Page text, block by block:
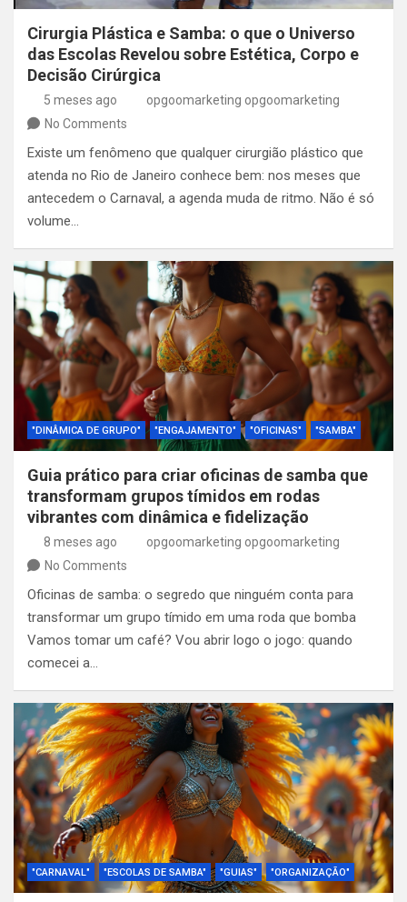
Cirurgia Plástica e Samba: o que o Universo
das Escolas Revelou sobre Estética, Corpo e
Decisão Cirúrgica
5 meses ago
opgoomarketing opgoomarketing
No Comments
Existe um fenômeno que qualquer cirurgião plástico que
atenda no Rio de Janeiro conhece bem: nos meses que
antecedem o Carnaval, a agenda muda de ritmo. Não é só
volume…
"DINÂMICA DE GRUPO" "ENGAJAMENTO" "OFICINAS" "SAMBA"
Guia prático para criar oficinas de samba que
transformam grupos tímidos em rodas
vibrantes com dinâmica e fidelização
8 meses ago
opgoomarketing opgoomarketing
No Comments
Oficinas de samba: o segredo que ninguém conta para
transformar um grupo tímido em uma roda que bomba
Vamos tomar um café? Vou abrir logo o jogo: quando
comecei a…
"CARNAVAL" "ESCOLAS DE SAMBA" "GUIAS" "ORGANIZAÇÃO"